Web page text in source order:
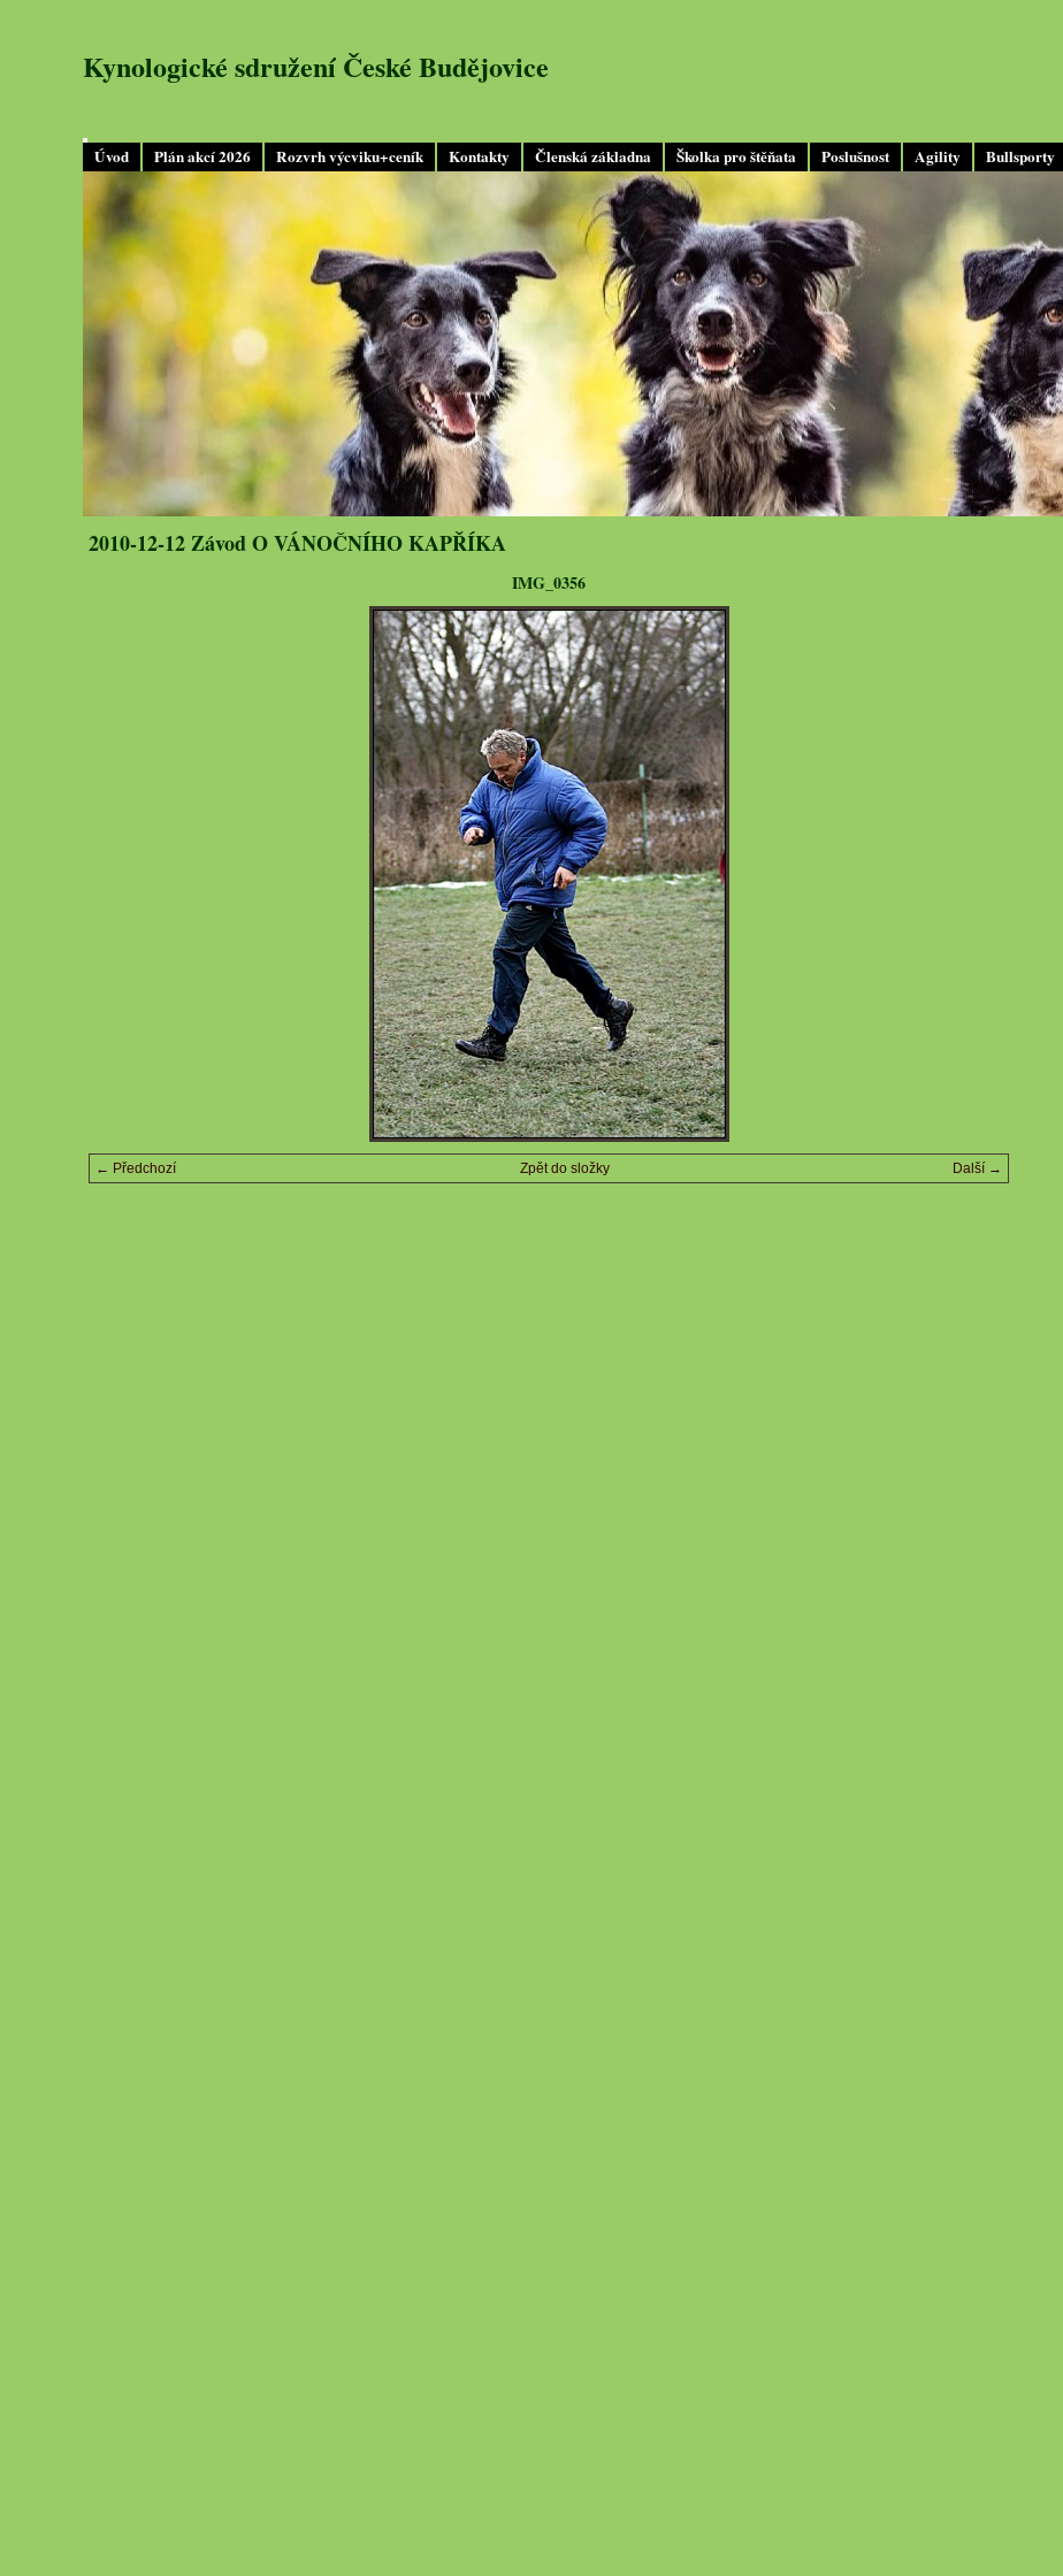
Úvod Plán akcí 2026 Rozvrh výcviku+ceník Kontakty Členská základna Školka pro štěňata Poslušnost Agility Bullsporty
Kynologické sdružení České Budějovice
2010-12-12 Závod O VÁNOČNÍHO KAPŘÍKA
IMG_0356
← Předchozí Další →
Zpět do složky